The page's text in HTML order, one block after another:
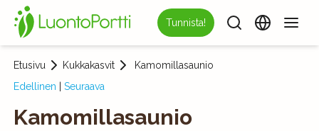
Tunnista!
Etusivu Kukkakasvit
Kamomillasaunio
Edellinen
Seuraava
Kamomillasaunio